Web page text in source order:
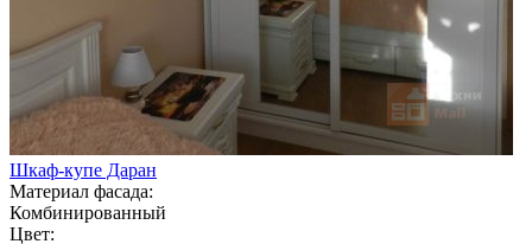
Шкаф-купе Даран
Материал фасада:
Комбинированный
Цвет: